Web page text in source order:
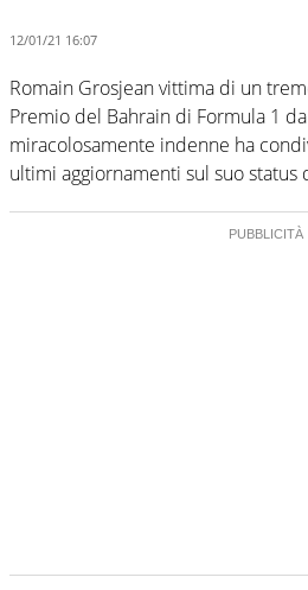
12/01/21 16:07
Romain Grosjean vittima di un
Premio del Bahrain di Formula 1
miracolosamente indenne ha
ultimi aggiornamenti sul suo status